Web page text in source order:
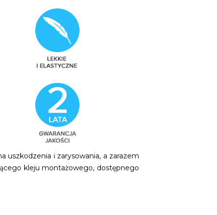
uszkodzenia i zarysowania, a zarazem
kleju montażowego, dostępnego